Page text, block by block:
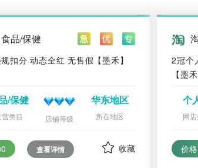
食品/保健
扣分 动态全红 无售假【墨禾】
/保健
营类目 店铺等级
华东地区
所在地区
查看详情 收藏
2冠个
【墨禾
个
网
价